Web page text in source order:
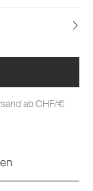
ab CHF/€